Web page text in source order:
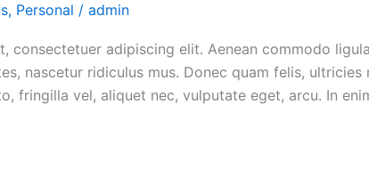
, Personal / admin
consectetuer adipiscing elit. Aenean commodo
nascetur ridiculus mus. Donec quam felis,
fringilla vel, aliquet nec, vulputate eget, arcu. In